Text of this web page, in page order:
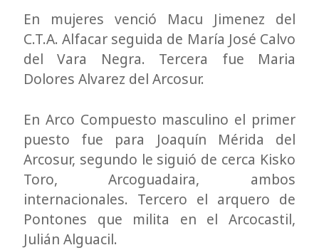
En mujeres venció Macu Jimenez del
C.T.A. Alfacar seguida de María José Calvo
del Vara Negra. Tercera fue Maria
Dolores Alvarez del Arcosur.
En Arco Compuesto masculino el primer
puesto fue para Joaquín Mérida del
Arcosur, segundo le siguió de cerca Kisko
Toro, Arcoguadaira, ambos
internacionales. Tercero el arquero de
Pontones que milita en el Arcocastil,
Julián Alguacil.